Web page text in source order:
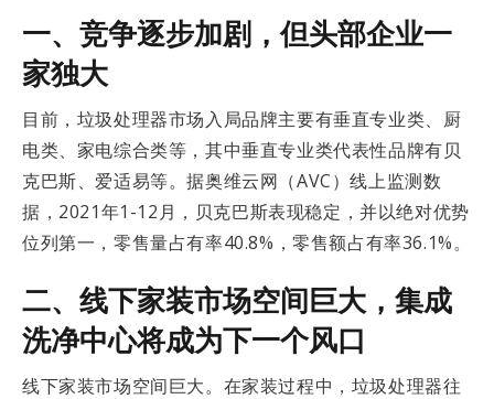
一、竞争逐步加剧，但头部企业一
家独大
目前，垃圾处理器市场入局品牌主要有垂直专业类、厨
电类、家电综合类等，其中垂直专业类代表性品牌有贝
克巴斯、爱适易等。据奥维云网（AVC）线上监测数
据，2021年1-12月，贝克巴斯表现稳定，并以绝对优势
位列第一，零售量占有率40.8%，零售额占有率36.1%。
二、线下家装市场空间巨大，集成
洗净中心将成为下一个风口
线下家装市场空间巨大。在家装过程中，垃圾处理器往